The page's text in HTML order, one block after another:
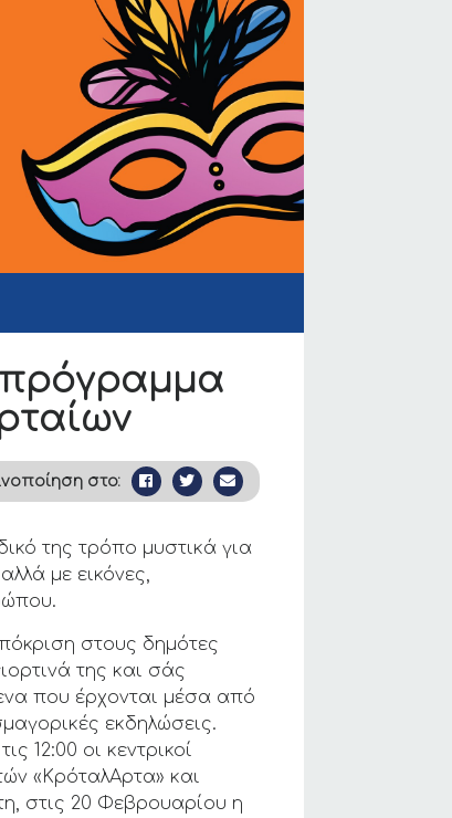
πρόγραμμα
στο:
της τρόπο μυστικά για
με εικόνες,
στους δημότες
της και σάς
που έρχονται μέσα από
εκδηλώσεις.
12:00 οι κεντρικοί
«ΚρόταλΑρτα» και
στις 20 Φεβρουαρίου η